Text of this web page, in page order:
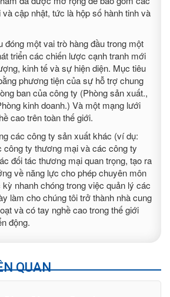
cập nhật, tức là hộp số hành tinh và
đóng một vai trò hàng đầu trong một
triển các chiến lược cạnh tranh mới
kinh tế và sự hiện diện. Mục tiêu
phương tiện của sự hỗ trợ chung
ban của công ty (Phòng sản xuất.,
kinh doanh.) Và một mạng lưới
cao trên toàn thế giới.
các công ty sản xuất khác (ví dụ:
công ty thương mại và các công ty
đối tác thương mại quan trọng, tạo ra
về năng lực cho phép chuyên môn
nhanh chóng trong việc quản lý các
làm cho chúng tôi trở thành nhà cung
và có tay nghề cao trong thế giới
động.
QUAN